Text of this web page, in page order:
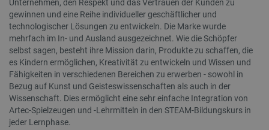
Unternehmen, den Respekt und das Vertrauen der Kunden zu
gewinnen und eine Reihe individueller geschäftlicher und
technologischer Lösungen zu entwickeln. Die Marke wurde
mehrfach im In- und Ausland ausgezeichnet. Wie die Schöpfer
selbst sagen, besteht ihre Mission darin, Produkte zu schaffen, die
es Kindern ermöglichen, Kreativität zu entwickeln und Wissen und
Fähigkeiten in verschiedenen Bereichen zu erwerben - sowohl in
Bezug auf Kunst und Geisteswissenschaften als auch in der
Wissenschaft. Dies ermöglicht eine sehr einfache Integration von
Artec-Spielzeugen und -Lehrmitteln in den STEAM-Bildungskurs in
jeder Lernphase.